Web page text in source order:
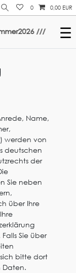
0 0,00 EUR
/// ☰
Name,
werden von
deutschen
der
Sie neben
über Ihre
Sie über
bitte dort
Daten.